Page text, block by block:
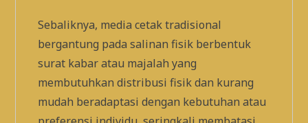
Sebaliknya, media cetak tradisional
bergantung pada salinan fisik berbentuk
surat kabar atau majalah yang
membutuhkan distribusi fisik dan kurang
mudah beradaptasi dengan kebutuhan atau